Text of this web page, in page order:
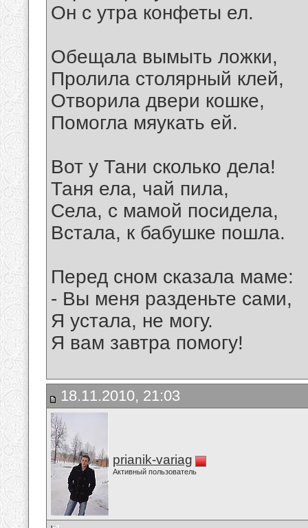
Он с утра конфеты ел.
Обещала вымыть ложки,
Пролила столярный клей,
Отворила двери кошке,
Помогла мяукать ей.
Вот у Тани сколько дела!
Таня ела, чай пила,
Села, с мамой посидела,
Встала, к бабушке пошла.
Перед сном сказала маме:
- Вы меня разденьте сами,
Я устала, не могу.
Я вам завтра помогу!
18.11.2010, 21:03
prianik-variag
Активный пользователь